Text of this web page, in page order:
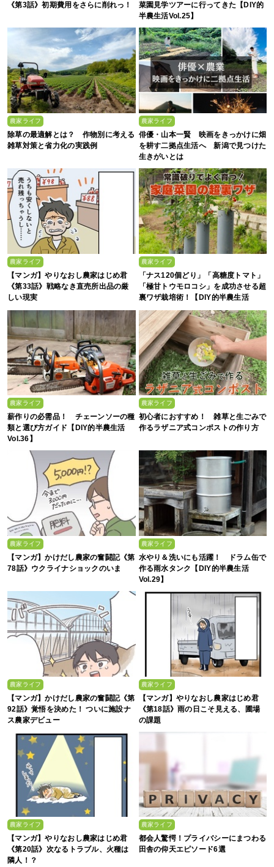
《第3話》初期費用をさらに削れっ！
菜園見学ツアーに行ってきた【DIY的
半農生活Vol.25】
農家ライフ
除草の最適解とは？ 作物別に考える
雑草対策と省力化の実践例
農家ライフ
俳優・山本一賢 映画をきっかけに畑
を耕す二拠点生活へ 新潟で見つけた
生きがいとは
農家ライフ
【マンガ】やりなおし農家はじめ君
《第33話》戦略なき直売所出品の厳
しい現実
農家ライフ
「ナス120個どり」「高糖度トマト」
「極甘トウモロコシ」を成功させる超
裏ワザ栽培術！【DIY的半農生活
農家ライフ
薪作りの必需品！ チェーンソーの種
類と選び方ガイド【DIY的半農生活
Vol.36】
農家ライフ
初心者におすすめ！ 雑草と生ごみで
作るラザニア式コンポストの作り方
農家ライフ
【マンガ】かけだし農家の奮闘記《第
78話》ウクライナショックのいま
農家ライフ
水やり＆洗いにも活躍！ ドラム缶で
作る雨水タンク【DIY的半農生活
Vol.29】
農家ライフ
【マンガ】かけだし農家の奮闘記《第
92話》覚悟を決めた！ ついに施設ナ
ス農家デビュー
農家ライフ
【マンガ】やりなおし農家はじめ君
《第18話》雨の日こそ見える、圃場
の課題
農家ライフ
【マンガ】やりなおし農家はじめ君
《第20話》次なるトラブル、火種は
隣人！？
農家ライフ
都会人驚愕！プライバシーにまつわる
田舎の仰天エピソード6選